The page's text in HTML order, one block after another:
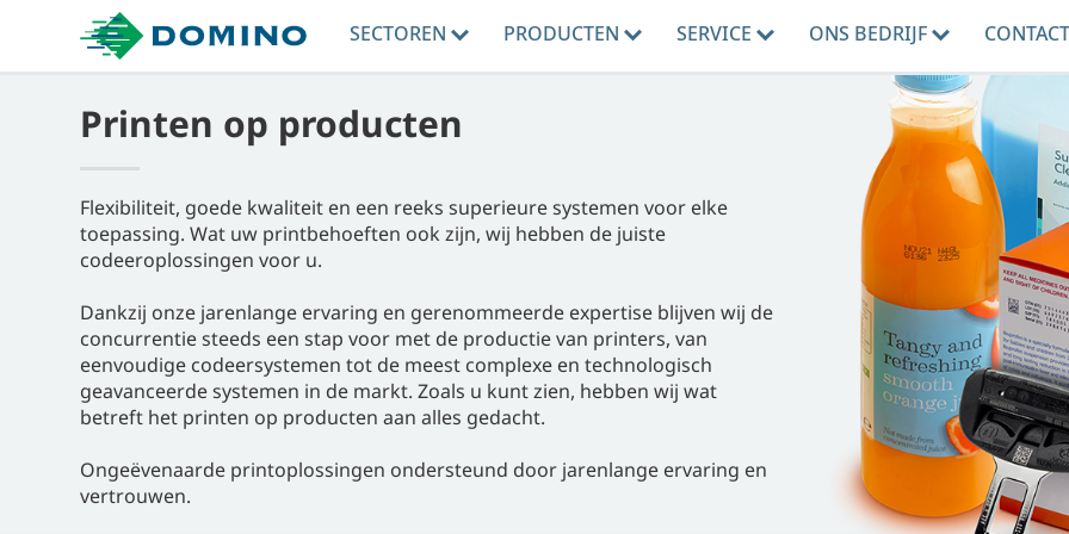
SECTOREN PRODUCTEN SERVICE ONS BEDRIJF CONTACT
Printen op producten
Flexibiliteit, goede kwaliteit en een reeks superieure systemen voor elke
toepassing. Wat uw printbehoeften ook zijn, wij hebben de juiste
codeeroplossingen voor u.
Dankzij onze jarenlange ervaring en gerenommeerde expertise blijven wij de
concurrentie steeds een stap voor met de productie van printers, van
eenvoudige codeersystemen tot de meest complexe en technologisch
geavanceerde systemen in de markt. Zoals u kunt zien, hebben wij wat
betreft het printen op producten aan alles gedacht.
Ongeëvenaarde printoplossingen ondersteund door jarenlange ervaring en
vertrouwen.